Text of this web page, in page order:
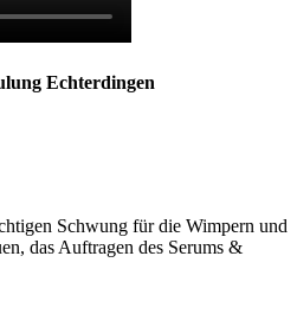
Echterdingen
Schwung für die Wimpern und
das Auftragen des Serums &